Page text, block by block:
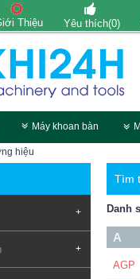
Thiệu Yêu thích(0)
Máy khoan bàn
hiệu
+
+
Tìm
Danh
A
AGP